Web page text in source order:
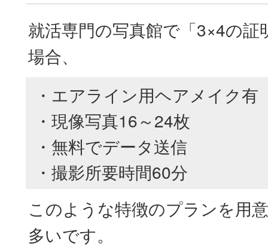
就活専門の写真館で「3×4の証
場合、
・エアライン用ヘアメイク有
・現像写真16～24枚
・無料でデータ送信
・撮影所要時間60分
このような特徴のプランを用
多いです。